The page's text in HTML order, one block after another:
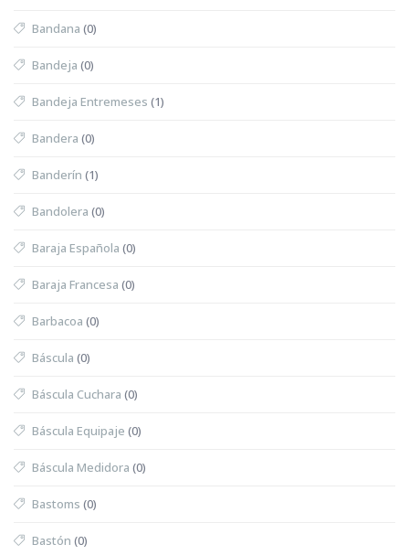
Bandana (0)
Bandeja (0)
Bandeja Entremeses (1)
Bandera (0)
Banderín (1)
Bandolera (0)
Baraja Española (0)
Baraja Francesa (0)
Barbacoa (0)
Báscula (0)
Báscula Cuchara (0)
Báscula Equipaje (0)
Báscula Medidora (0)
Bastoms (0)
Bastón (0)